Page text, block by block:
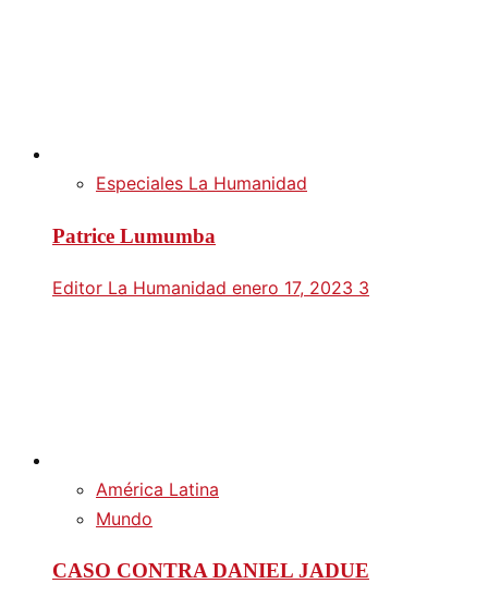
Especiales La Humanidad
Patrice Lumumba
Editor La Humanidad enero 17, 2023 3
América Latina
Mundo
CASO CONTRA DANIEL JADUE